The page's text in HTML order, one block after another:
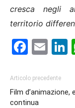
cresca negli
territorio
Articolo precedente
Film d’animazione,
continua